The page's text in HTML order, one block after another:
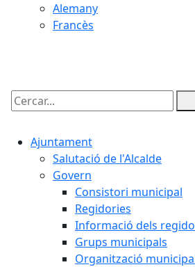
Alemany
Francès
Cercar:
Ajuntament
Salutació de l'Alcalde
Govern
Consistori municipal
Regidories
Informació dels
Grups municipals
Organització